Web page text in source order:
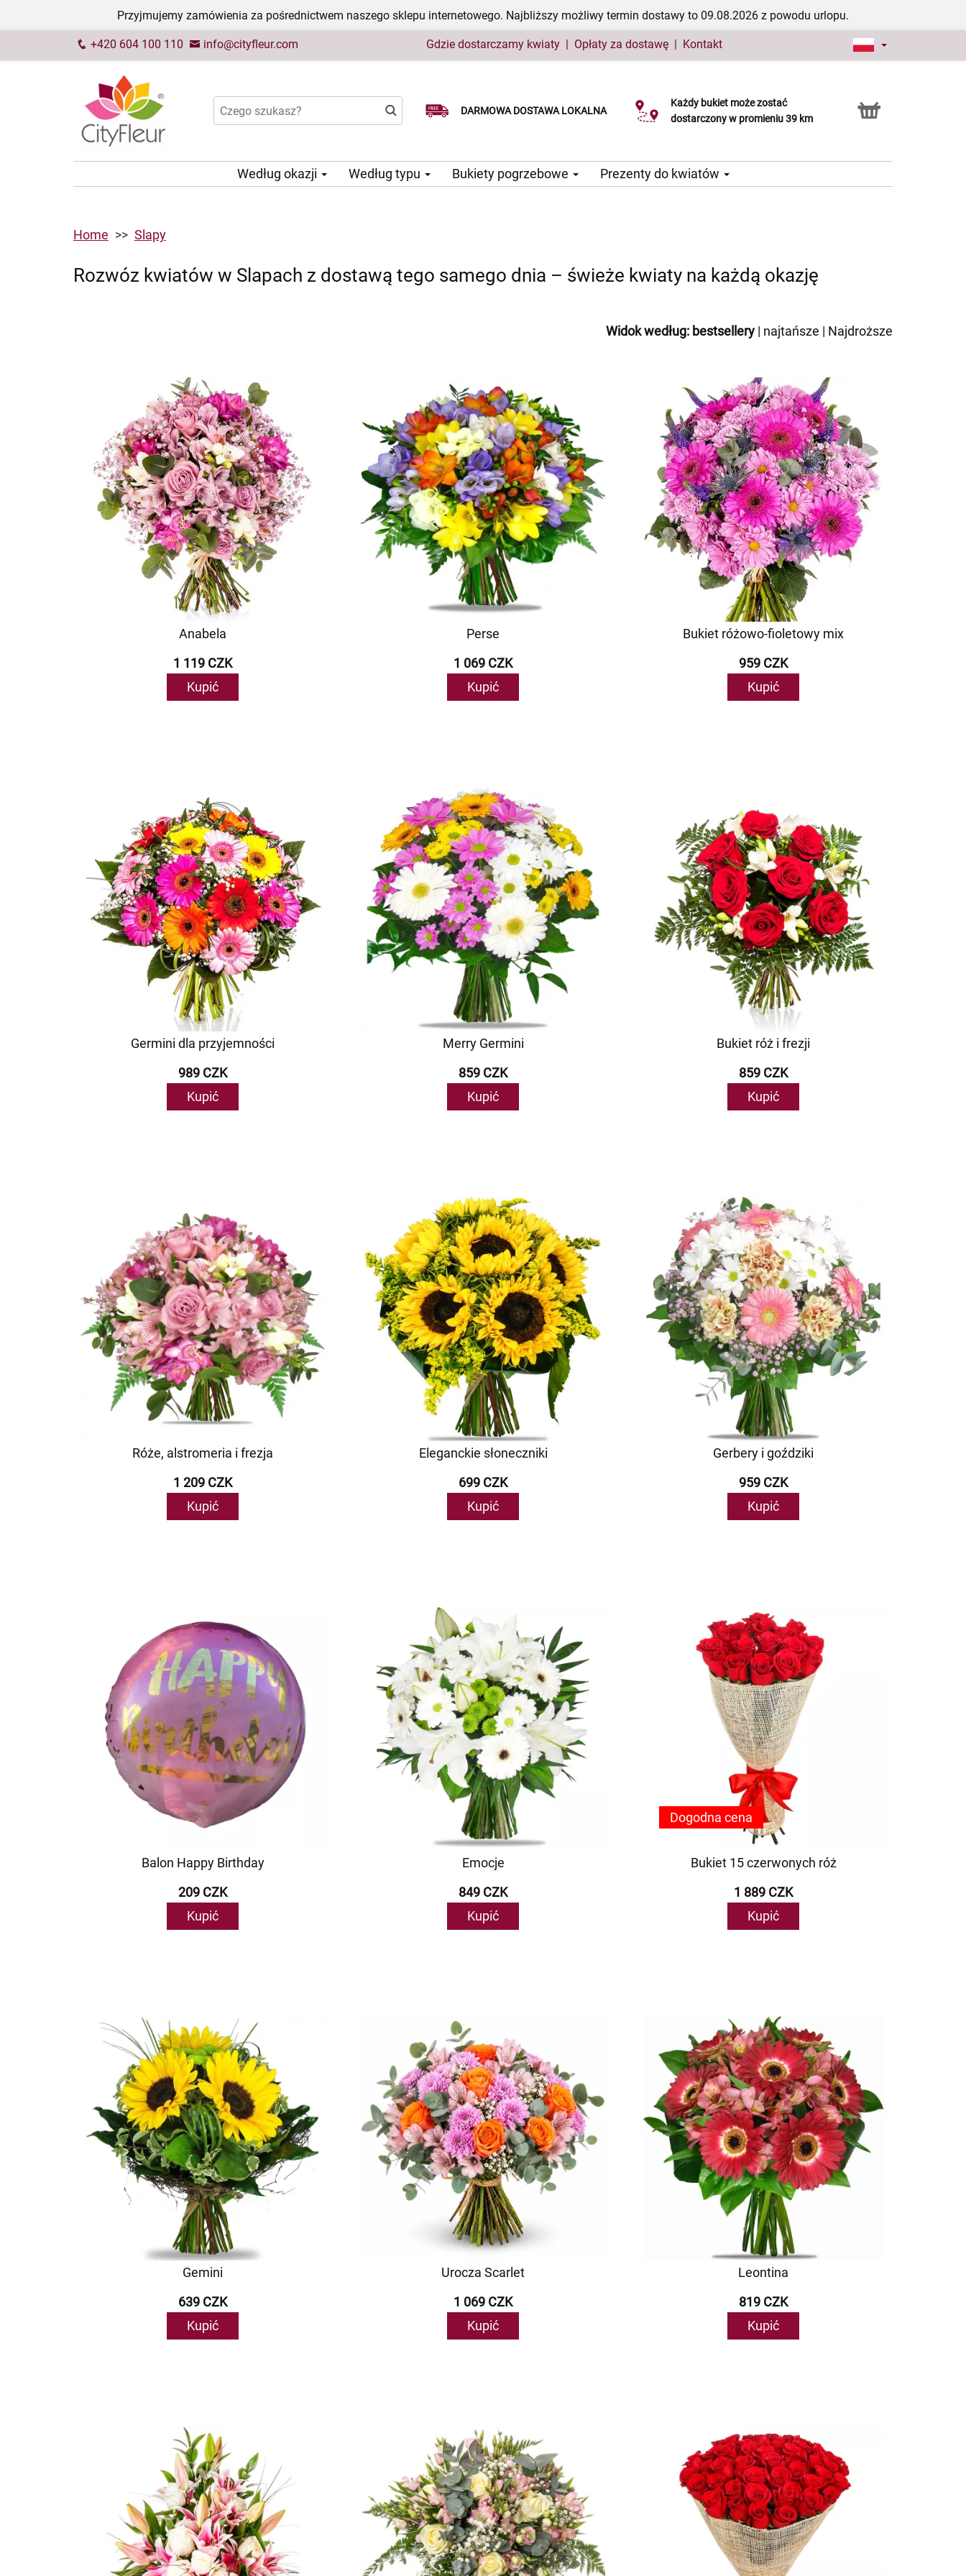
Przyjmujemy zamówienia za pośrednictwem naszego sklepu internetowego. Najbliższy możliwy termin dostawy to 09.08.2026 z powodu urlopu.
+420 604 100 110 info@cityfleur.com Gdzie dostarczamy kwiaty | Opłaty za dostawę | Kontakt
DARMOWA DOSTAWA LOKALNA
Wybierz datę dostawy
Każdy bukiet może zostać
dostarczony w promieniu 39 km
Usługa Click & Collect
Według okazji Według typu Bukiety pogrzebowe Prezenty do kwiatów
Home Slapy
Rozwóz kwiatów w Slapach z dostawą tego samego dnia – świeże kwiaty na każdą okazję
Widok według: bestsellery | najtańsze | Najdroższe
Anabela
1 119 CZK
Kupić
Perse
1 069 CZK
Kupić
Bukiet różowo-fioletowy mix
959 CZK
Kupić
Germini dla przyjemności
989 CZK
Kupić
Merry Germini
859 CZK
Kupić
Bukiet róż i frezji
859 CZK
Kupić
Róże, alstromeria i frezja
1 209 CZK
Kupić
Eleganckie słoneczniki
699 CZK
Kupić
Gerbery i goździki
959 CZK
Kupić
Balon Happy Birthday
209 CZK
Kupić
Emocje
849 CZK
Kupić
Bukiet 15 czerwonych róż
1 889 CZK
Kupić
Dogodna cena
Gemini
639 CZK
Kupić
Urocza Scarlet
1 069 CZK
Kupić
Leontina
819 CZK
Kupić